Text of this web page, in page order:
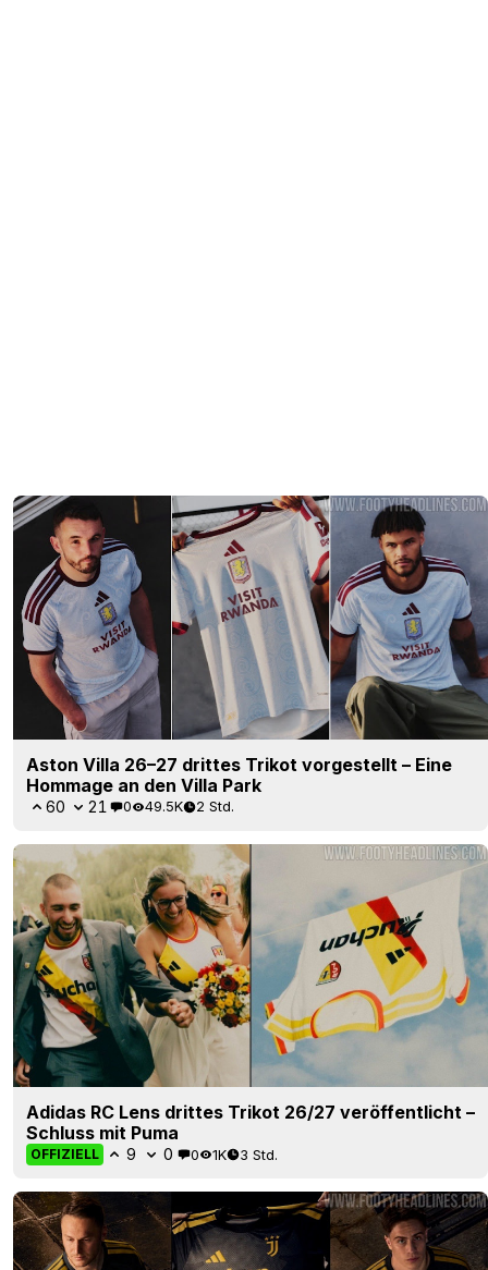
Aston Villa 26–27 drittes Trikot vorgestellt – Eine
Hommage an den Villa Park
60 21 0 49.5K 2 Std.
Adidas RC Lens drittes Trikot 26/27 veröffentlicht –
Schluss mit Puma
OFFIZIELL 9 0 0 1K 3 Std.